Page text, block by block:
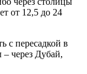
от 12,5 до 24
с пересадкой в
через Дубай,